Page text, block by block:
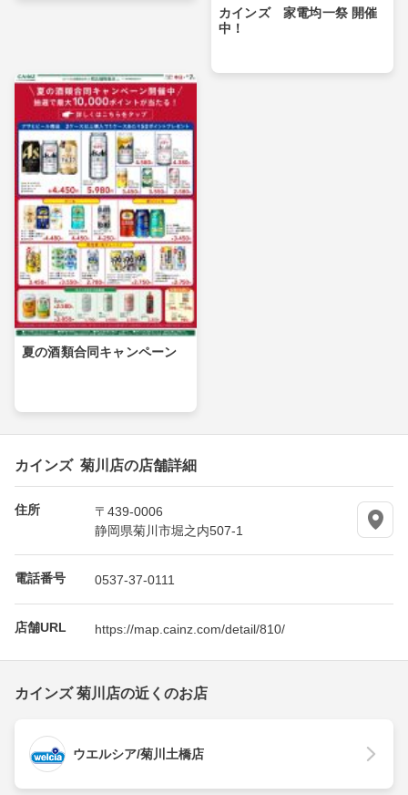
カインズ 家電均一祭 開催
中！
夏の酒類合同キャンペーン
カインズ 菊川店の店舗詳細
住所
〒439-0006
静岡県菊川市堀之内507-1
電話番号 0537-37-0111
店舗URL https://map.cainz.com/detail/810/
カインズ 菊川店の近くのお店
ウエルシア/菊川土橋店